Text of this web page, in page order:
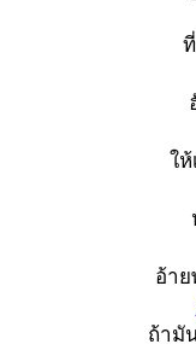
ใ
อ้า
ถ้ามั